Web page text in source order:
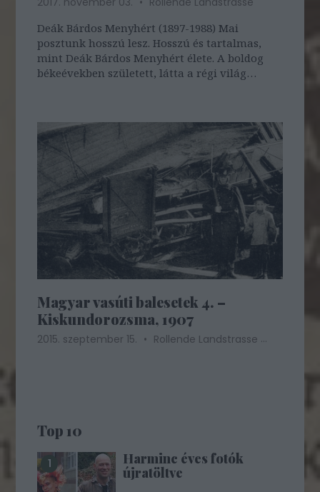
Deák Bárdos Menyhért (1897-1988) Mai
posztunk hosszú lesz. Hosszú és tartalmas,
mint Deák Bárdos Menyhért élete. A boldog
békeévekben született, látta a régi világ
szivattyú…
Magyar vasúti balesetek 4. –
Kiskundorozsma, 1907
2015. szeptember 15. Rollende Landstrasse ...
Top 10
Harminc éves fotók
újratöltve